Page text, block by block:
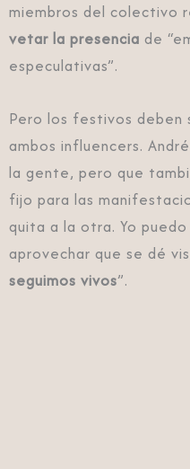
miembros del colectivo
vetar la presencia de
especulativas”.
Pero los festivos deben
ambos influencers.
la gente, pero que
fijo para las
quita a la otra. Yo
aprovechar que se dé
seguimos vivos”.